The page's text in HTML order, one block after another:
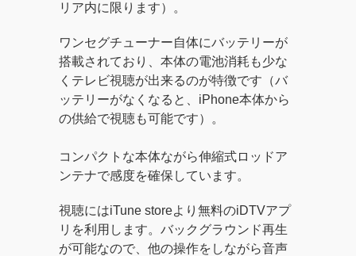
リア内に限ります）。
ワンセグチューナー自体にバッテリーが
搭載されており、本体の電池消耗も少な
くテレビ視聴が出来るのが特徴です（バ
ッテリーがなくなると、iPhone本体から
の供給で視聴も可能です）。
コンパクトな本体ながら伸縮式ロッドア
ンテナで感度を確保しています。
視聴にはiTune storeより無料のiDTVアプ
リを利用します。バックグラウンド再生
が可能なので、他の操作をしながら音声